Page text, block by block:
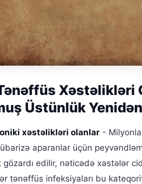
Xəstəlikləri
Üstünlük
xəstəlikləri olanlar -
aparanlar üçün
edilir, nəticədə xəstələr
tənəffüs infeksiyaları bu